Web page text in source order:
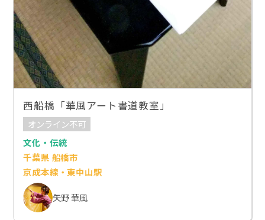
西船橋「華風アート書道教室」
オンライン不可
文化・伝統
千葉県 船橋市
京成本線・東中山駅
矢野 華風